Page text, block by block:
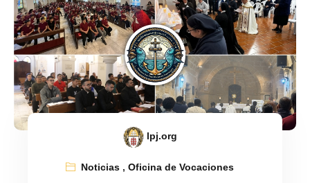
lpj.org
Noticias,Oficina de Vocaciones